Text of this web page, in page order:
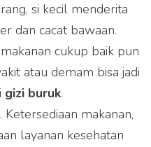
si kecil menderita
dan cacat bawaan.
cukup baik pun
atau demam bisa jadi
gizi buruk.
makanan,
layanan kesehatan